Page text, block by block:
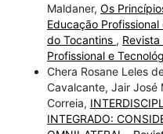
Maldaner, Os
Educação
do Tocantins ,
Profissional e
Chera Rosane Leles
Cavalcante, Jair José
Correia,
INTEGRADO: